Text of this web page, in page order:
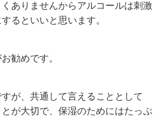
ありませんからアルコールは刺激
るといいと思います。
勧めです。
が、共通して言えることとして
が大切で、保湿のためにはたっぷ